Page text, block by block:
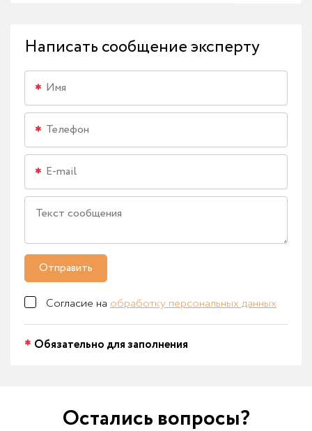
Написать сообщение эксперту
Отправить
Согласие на обработку персональных данных
Обязательно для заполнения
Остались вопросы?